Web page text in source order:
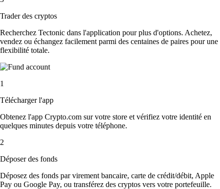
Trader des cryptos
Recherchez Tectonic dans l'application pour plus d'options. Achetez,
vendez ou échangez facilement parmi des centaines de paires pour une
flexibilité totale.
1
Télécharger l'app
Obtenez l'app Crypto.com sur votre store et vérifiez votre identité en
quelques minutes depuis votre téléphone.
2
Déposer des fonds
Déposez des fonds par virement bancaire, carte de crédit/débit, Apple
Pay ou Google Pay, ou transférez des cryptos vers votre portefeuille.